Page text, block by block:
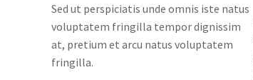
Sed ut perspiciatis unde omnis iste natus
voluptatem fringilla tempor dignissim
at, pretium et arcu natus voluptatem
fringilla.